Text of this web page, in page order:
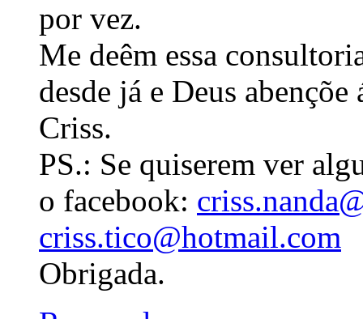
por vez.
Me deêm essa
desde já e Deus
Criss.
PS.: Se quiserem ver
o facebook:
criss.tico@hotmail.com
Obrigada.